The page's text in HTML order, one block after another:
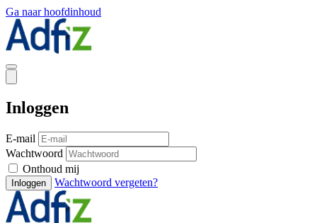
Ga naar hoofdinhoud
Inloggen
E-mail
Wachtwoord
Onthoud mij
Inloggen Wachtwoord vergeten?